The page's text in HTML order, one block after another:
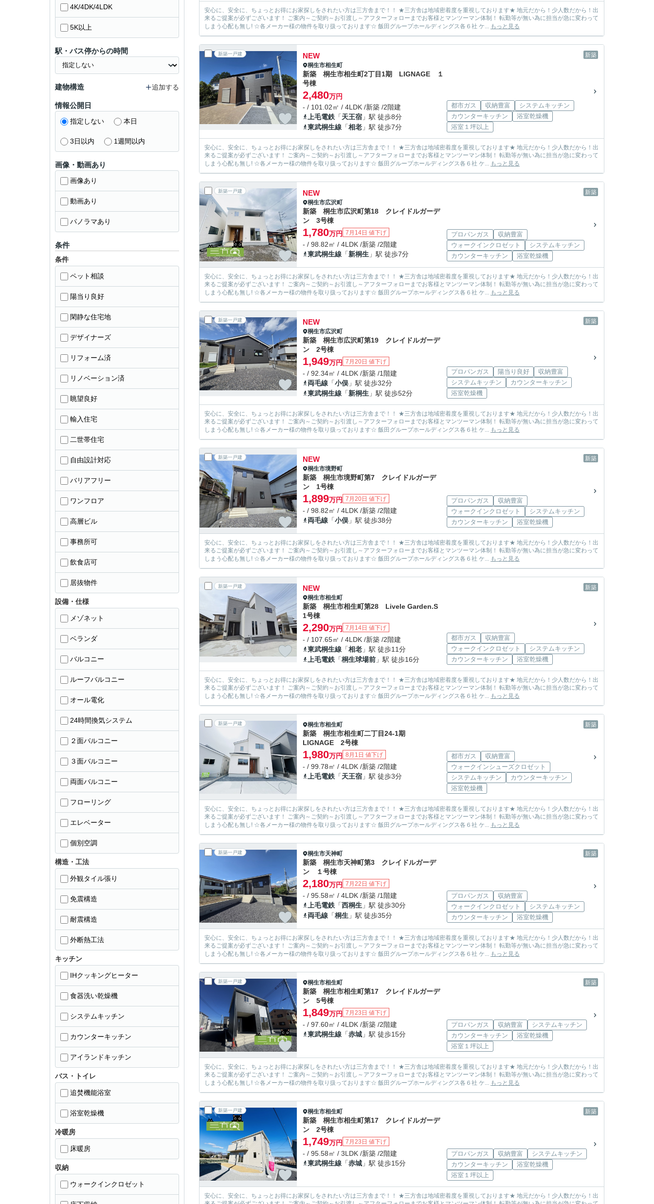
安心に、安全に、ちょっとお得にお家探しをされたい方は三方舎まで！！ ★三方舎は地域密着度を重視しております★ 地元だから！少人数だから！出
来るご提案が必ずございます！ ご案内～ご契約～お引渡し～アフターフォローまでお客様とマンツーマン体制！ 転勤等が無い為に担当が急に変わって
しまう心配も無し! ☆各メーカー様の物件を取り扱っております☆ 飯田グループホールディングス各６社 ケ... もっと見る
新築一戸建 新築
NEW
桐生市相生町
新築 桐生市相生町2丁目1期 LIGNAGE １
号棟
2,480万円
- / 101.02㎡ / 4LDK /新築 /2階建
上毛電鉄 「天王宿 」駅 徒歩8分
東武桐生線 「相老 」駅 徒歩7分
都市ガス 収納豊富
システムキッチン
カウンターキッチン
浴室乾燥機
浴室１坪以上
安心に、安全に、ちょっとお得にお家探しをされたい方は三方舎まで！！ ★三方舎は地域密着度を重視しております★ 地元だから！少人数だから！出
来るご提案が必ずございます！ ご案内～ご契約～お引渡し～アフターフォローまでお客様とマンツーマン体制！ 転勤等が無い為に担当が急に変わって
しまう心配も無し! ☆各メーカー様の物件を取り扱っております☆ 飯田グループホールディングス各６社 ケ... もっと見る
新築一戸建 新築
NEW
桐生市広沢町
新築 桐生市広沢町第18 クレイドルガーデ
ン 3号棟
1,780万円 7月14日 値下げ
- / 98.82㎡ / 4LDK /新築 /2階建
東武桐生線 「新桐生 」駅 徒歩7分
プロパンガス
収納豊富
ウォークインクロゼット
システムキッチン
カウンターキッチン
浴室乾燥機
安心に、安全に、ちょっとお得にお家探しをされたい方は三方舎まで！！ ★三方舎は地域密着度を重視しております★ 地元だから！少人数だから！出
来るご提案が必ずございます！ ご案内～ご契約～お引渡し～アフターフォローまでお客様とマンツーマン体制！ 転勤等が無い為に担当が急に変わって
しまう心配も無し! ☆各メーカー様の物件を取り扱っております☆ 飯田グループホールディングス各６社 ケ... もっと見る
新築一戸建 新築
NEW
桐生市広沢町
新築 桐生市広沢町第19 クレイドルガーデ
ン 2号棟
1,949万円 7月20日 値下げ
- / 92.34㎡ / 4LDK /新築 /1階建
両毛線 「小俣 」駅 徒歩32分
東武桐生線 「新桐生 」駅 徒歩52分
プロパンガス 陽当り良好
収納豊富
システムキッチン
カウンターキッチン
浴室乾燥機
安心に、安全に、ちょっとお得にお家探しをされたい方は三方舎まで！！ ★三方舎は地域密着度を重視しております★ 地元だから！少人数だから！出
来るご提案が必ずございます！ ご案内～ご契約～お引渡し～アフターフォローまでお客様とマンツーマン体制！ 転勤等が無い為に担当が急に変わって
しまう心配も無し! ☆各メーカー様の物件を取り扱っております☆ 飯田グループホールディングス各６社 ケ... もっと見る
新築一戸建 新築
NEW
桐生市境野町
新築 桐生市境野町第7 クレイドルガーデ
ン 1号棟
1,899万円 7月20日 値下げ
- / 98.82㎡ / 4LDK /新築 /2階建
両毛線 「小俣 」駅 徒歩38分
プロパンガス
収納豊富
ウォークインクロゼット
システムキッチン
カウンターキッチン
浴室乾燥機
安心に、安全に、ちょっとお得にお家探しをされたい方は三方舎まで！！ ★三方舎は地域密着度を重視しております★ 地元だから！少人数だから！出
来るご提案が必ずございます！ ご案内～ご契約～お引渡し～アフターフォローまでお客様とマンツーマン体制！ 転勤等が無い為に担当が急に変わって
しまう心配も無し! ☆各メーカー様の物件を取り扱っております☆ 飯田グループホールディングス各６社 ケ... もっと見る
新築一戸建 新築
NEW
桐生市相生町
新築 桐生市相生町第28 Livele Garden.S
1号棟
2,290万円 7月14日 値下げ
- / 107.65㎡ / 4LDK /新築 /2階建
東武桐生線 「相老 」駅 徒歩11分
上毛電鉄 「桐生球場前 」駅 徒歩16分
都市ガス
収納豊富
ウォークインクロゼット
システムキッチン
カウンターキッチン
浴室乾燥機
安心に、安全に、ちょっとお得にお家探しをされたい方は三方舎まで！！ ★三方舎は地域密着度を重視しております★ 地元だから！少人数だから！出
来るご提案が必ずございます！ ご案内～ご契約～お引渡し～アフターフォローまでお客様とマンツーマン体制！ 転勤等が無い為に担当が急に変わって
しまう心配も無し! ☆各メーカー様の物件を取り扱っております☆ 飯田グループホールディングス各６社 ケ... もっと見る
新築一戸建 新築
桐生市相生町
新築 桐生市相生町二丁目24-1期
LIGNAGE 2号棟
1,980万円 8月1日 値下げ
- / 99.78㎡ / 4LDK /新築 /2階建
上毛電鉄 「天王宿 」駅 徒歩3分
都市ガス
収納豊富
ウォークインシューズクロゼット
システムキッチン
カウンターキッチン
浴室乾燥機
安心に、安全に、ちょっとお得にお家探しをされたい方は三方舎まで！！ ★三方舎は地域密着度を重視しております★ 地元だから！少人数だから！出
来るご提案が必ずございます！ ご案内～ご契約～お引渡し～アフターフォローまでお客様とマンツーマン体制！ 転勤等が無い為に担当が急に変わって
しまう心配も無し! ☆各メーカー様の物件を取り扱っております☆ 飯田グループホールディングス各６社 ケ... もっと見る
新築一戸建 新築
桐生市天神町
新築 桐生市天神町第3 クレイドルガーデ
ン １号棟
2,180万円 7月22日 値下げ
- / 95.58㎡ / 4LDK /新築 /1階建
上毛電鉄 「西桐生 」駅 徒歩30分
両毛線 「桐生 」駅 徒歩35分
プロパンガス
収納豊富
ウォークインクロゼット
システムキッチン
カウンターキッチン
浴室乾燥機
安心に、安全に、ちょっとお得にお家探しをされたい方は三方舎まで！！ ★三方舎は地域密着度を重視しております★ 地元だから！少人数だから！出
来るご提案が必ずございます！ ご案内～ご契約～お引渡し～アフターフォローまでお客様とマンツーマン体制！ 転勤等が無い為に担当が急に変わって
しまう心配も無し! ☆各メーカー様の物件を取り扱っております☆ 飯田グループホールディングス各６社 ケ... もっと見る
新築一戸建 新築
桐生市相生町
新築 桐生市相生町第17 クレイドルガーデ
ン 5号棟
1,849万円 7月23日 値下げ
- / 97.60㎡ / 4LDK /新築 /2階建
東武桐生線 「赤城 」駅 徒歩15分
プロパンガス 収納豊富
システムキッチン
カウンターキッチン
浴室乾燥機
浴室１坪以上
安心に、安全に、ちょっとお得にお家探しをされたい方は三方舎まで！！ ★三方舎は地域密着度を重視しております★ 地元だから！少人数だから！出
来るご提案が必ずございます！ ご案内～ご契約～お引渡し～アフターフォローまでお客様とマンツーマン体制！ 転勤等が無い為に担当が急に変わって
しまう心配も無し! ☆各メーカー様の物件を取り扱っております☆ 飯田グループホールディングス各６社 ケ... もっと見る
新築一戸建 新築
桐生市相生町
新築 桐生市相生町第17 クレイドルガーデ
ン 2号棟
1,749万円 7月23日 値下げ
- / 95.58㎡ / 3LDK /新築 /2階建
東武桐生線 「赤城 」駅 徒歩15分
プロパンガス 収納豊富
システムキッチン
カウンターキッチン
浴室乾燥機
浴室１坪以上
安心に、安全に、ちょっとお得にお家探しをされたい方は三方舎まで！！ ★三方舎は地域密着度を重視しております★ 地元だから！少人数だから！出
4K/4DK/4LDK
5K以上
駅・バス停からの時間
建物構造 追加する
情報公開日
指定しない 本日
3日以内 1週間以内
画像・動画あり
画像あり
動画あり
パノラマあり
条件
条件
ペット相談
陽当り良好
閑静な住宅地
デザイナーズ
リフォーム済
リノベーション済
眺望良好
輸入住宅
二世帯住宅
自由設計対応
バリアフリー
ワンフロア
高層ビル
事務所可
飲食店可
居抜物件
設備・仕様
メゾネット
ベランダ
バルコニー
ルーフバルコニー
オール電化
24時間換気システム
２面バルコニー
３面バルコニー
両面バルコニー
フローリング
エレベーター
個別空調
構造・工法
外観タイル張り
免震構造
耐震構造
外断熱工法
キッチン
IHクッキングヒーター
食器洗い乾燥機
システムキッチン
カウンターキッチン
アイランドキッチン
バス・トイレ
追焚機能浴室
浴室乾燥機
冷暖房
床暖房
収納
ウォークインクロゼット